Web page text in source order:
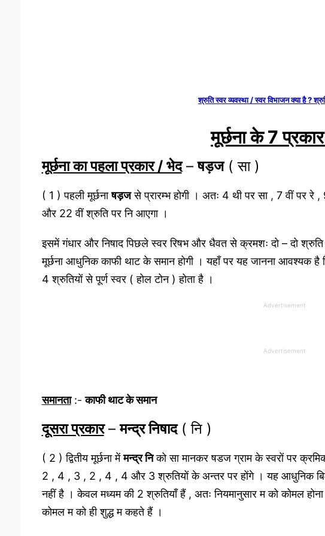
श्रुति स्वर व्यवस्था / स्वर विभाजन क्या है ?
मूर्छना के 7
मूर्छना का पहला प्रकार / भेद–षड़ज( सा )
( 1 ) पहली मूर्छनाषड़जसे प्रारम्भ होगी । अतः 4 थी पर सा , 7 वीं पर रे
और 22 वीं श्रुति पर नि आएगा ।
इसमें गंधार और निषाद पिछले स्वर रिषभ और धैवत से क्रमशः दो – दो
मूर्छना आधुनिक काफी थाट के समान होगी । यहाँ पर यह जानना आवश्यक
4 श्रुतियों से पूर्ण स्वर ( होल टोन ) होता है ।
Advertisement
Advertisement
समानता:-काफी थाट के समान
दूसरा प्रकार–मन्द्र निषाद( नि )
( 2 ) द्वितीय मूर्छना मेंमन्द्र निको सा मानकर षडज ग्राम के स्वरों पर
2 , 4 , 3 , 2 , 4 , 4 और 3 श्रुतियों के अन्तर पर होंगे । यह आधुनिक
नहीं है । केवल मध्यम की 2 श्रुतियाँ हैं , अतः नियमानुसार म को कोमल होना
कोमल म को ही शुद्ध म कहते हैं ।